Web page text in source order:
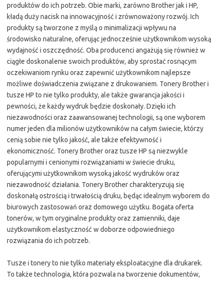
produktów do ich potrzeb. Obie marki, zarówno Brother jak i HP,
kładą duży nacisk na innowacyjność i zrównoważony rozwój. Ich
produkty są tworzone z myślą o minimalizacji wpływu na
środowisko naturalne, oferując jednocześnie użytkownikom wysoką
wydajność i oszczędność. Oba producenci angażują się również w
ciągłe doskonalenie swoich produktów, aby sprostać rosnącym
oczekiwaniom rynku oraz zapewnić użytkownikom najlepsze
możliwe doświadczenia związane z drukowaniem. Tonery Brother i
tusze HP to nie tylko produkty, ale także gwarancja jakości i
pewności, że każdy wydruk będzie doskonały. Dzięki ich
niezawodności oraz zaawansowanej technologii, są one wyborem
numer jeden dla milionów użytkowników na całym świecie, którzy
cenią sobie nie tylko jakość, ale także efektywność i
ekonomiczność. Tonery Brother oraz tusze HP są niezwykle
popularnymi i cenionymi rozwiązaniami w świecie druku,
oferującymi użytkownikom wysoką jakość wydruków oraz
niezawodność działania. Tonery Brother charakteryzują się
doskonałą ostrością i trwałością druku, będąc idealnym wyborem do
biurowych zastosowań oraz domowego użytku. Bogata oferta
tonerów, w tym oryginalne produkty oraz zamienniki, daje
użytkownikom elastyczność w doborze odpowiedniego
rozwiązania do ich potrzeb.
Tusze i tonery to nie tylko materiały eksploatacyjne dla drukarek.
To także technologia, która pozwala na tworzenie dokumentów,